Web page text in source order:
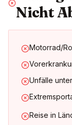
Nicht
Motorrad/
Unfälle
Reise in